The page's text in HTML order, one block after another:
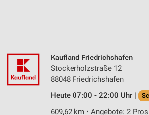
Kaufland Friedrichshafen
Stockerholzstraße 12
88048 Friedrichshafen
Heute 07:00 - 22:00 Uhr |
609,62 km • Angebote: 2